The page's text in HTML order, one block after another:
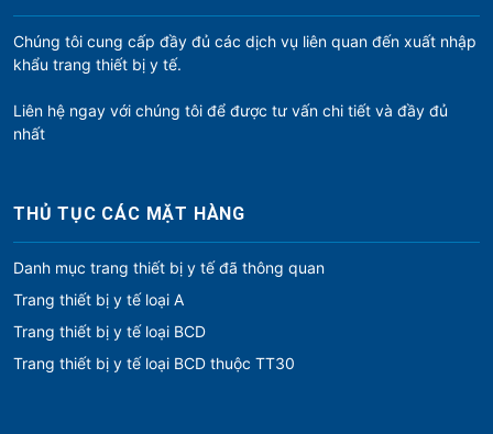
Chúng tôi cung cấp đầy đủ các dịch vụ liên quan đến xuất nhập
khẩu trang thiết bị y tế.
Liên hệ ngay với chúng tôi để được tư vấn chi tiết và đầy đủ
nhất
THỦ TỤC CÁC MẶT HÀNG
Danh mục trang thiết bị y tế đã thông quan
Trang thiết bị y tế loại A
Trang thiết bị y tế loại BCD
Trang thiết bị y tế loại BCD thuộc TT30